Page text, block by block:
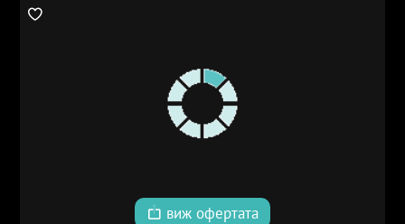
виж офертата